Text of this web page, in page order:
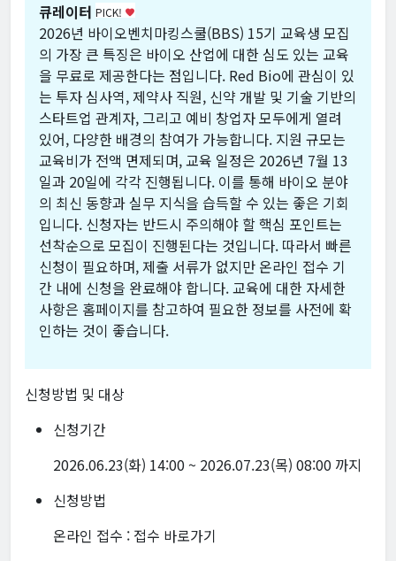
큐레이터 PICK! favorite
2026년 바이오벤치마킹스쿨(BBS) 15기 교육생 모집
의 가장 큰 특징은 바이오 산업에 대한 심도 있는 교육
을 무료로 제공한다는 점입니다. Red Bio에 관심이 있
는 투자 심사역, 제약사 직원, 신약 개발 및 기술 기반의
스타트업 관계자, 그리고 예비 창업자 모두에게 열려
있어, 다양한 배경의 참여가 가능합니다. 지원 규모는
교육비가 전액 면제되며, 교육 일정은 2026년 7월 13
일과 20일에 각각 진행됩니다. 이를 통해 바이오 분야
의 최신 동향과 실무 지식을 습득할 수 있는 좋은 기회
입니다. 신청자는 반드시 주의해야 할 핵심 포인트는
선착순으로 모집이 진행된다는 것입니다. 따라서 빠른
신청이 필요하며, 제출 서류가 없지만 온라인 접수 기
간 내에 신청을 완료해야 합니다. 교육에 대한 자세한
사항은 홈페이지를 참고하여 필요한 정보를 사전에 확
인하는 것이 좋습니다.
신청방법 및 대상
신청기간
2026.06.23(화) 14:00 ~ 2026.07.23(목) 08:00 까지
신청방법
온라인 접수 : 접수 바로가기